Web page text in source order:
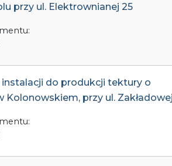
przy ul. Elektrownianej 25
instalacji do produkcji tektury o
przy ul.